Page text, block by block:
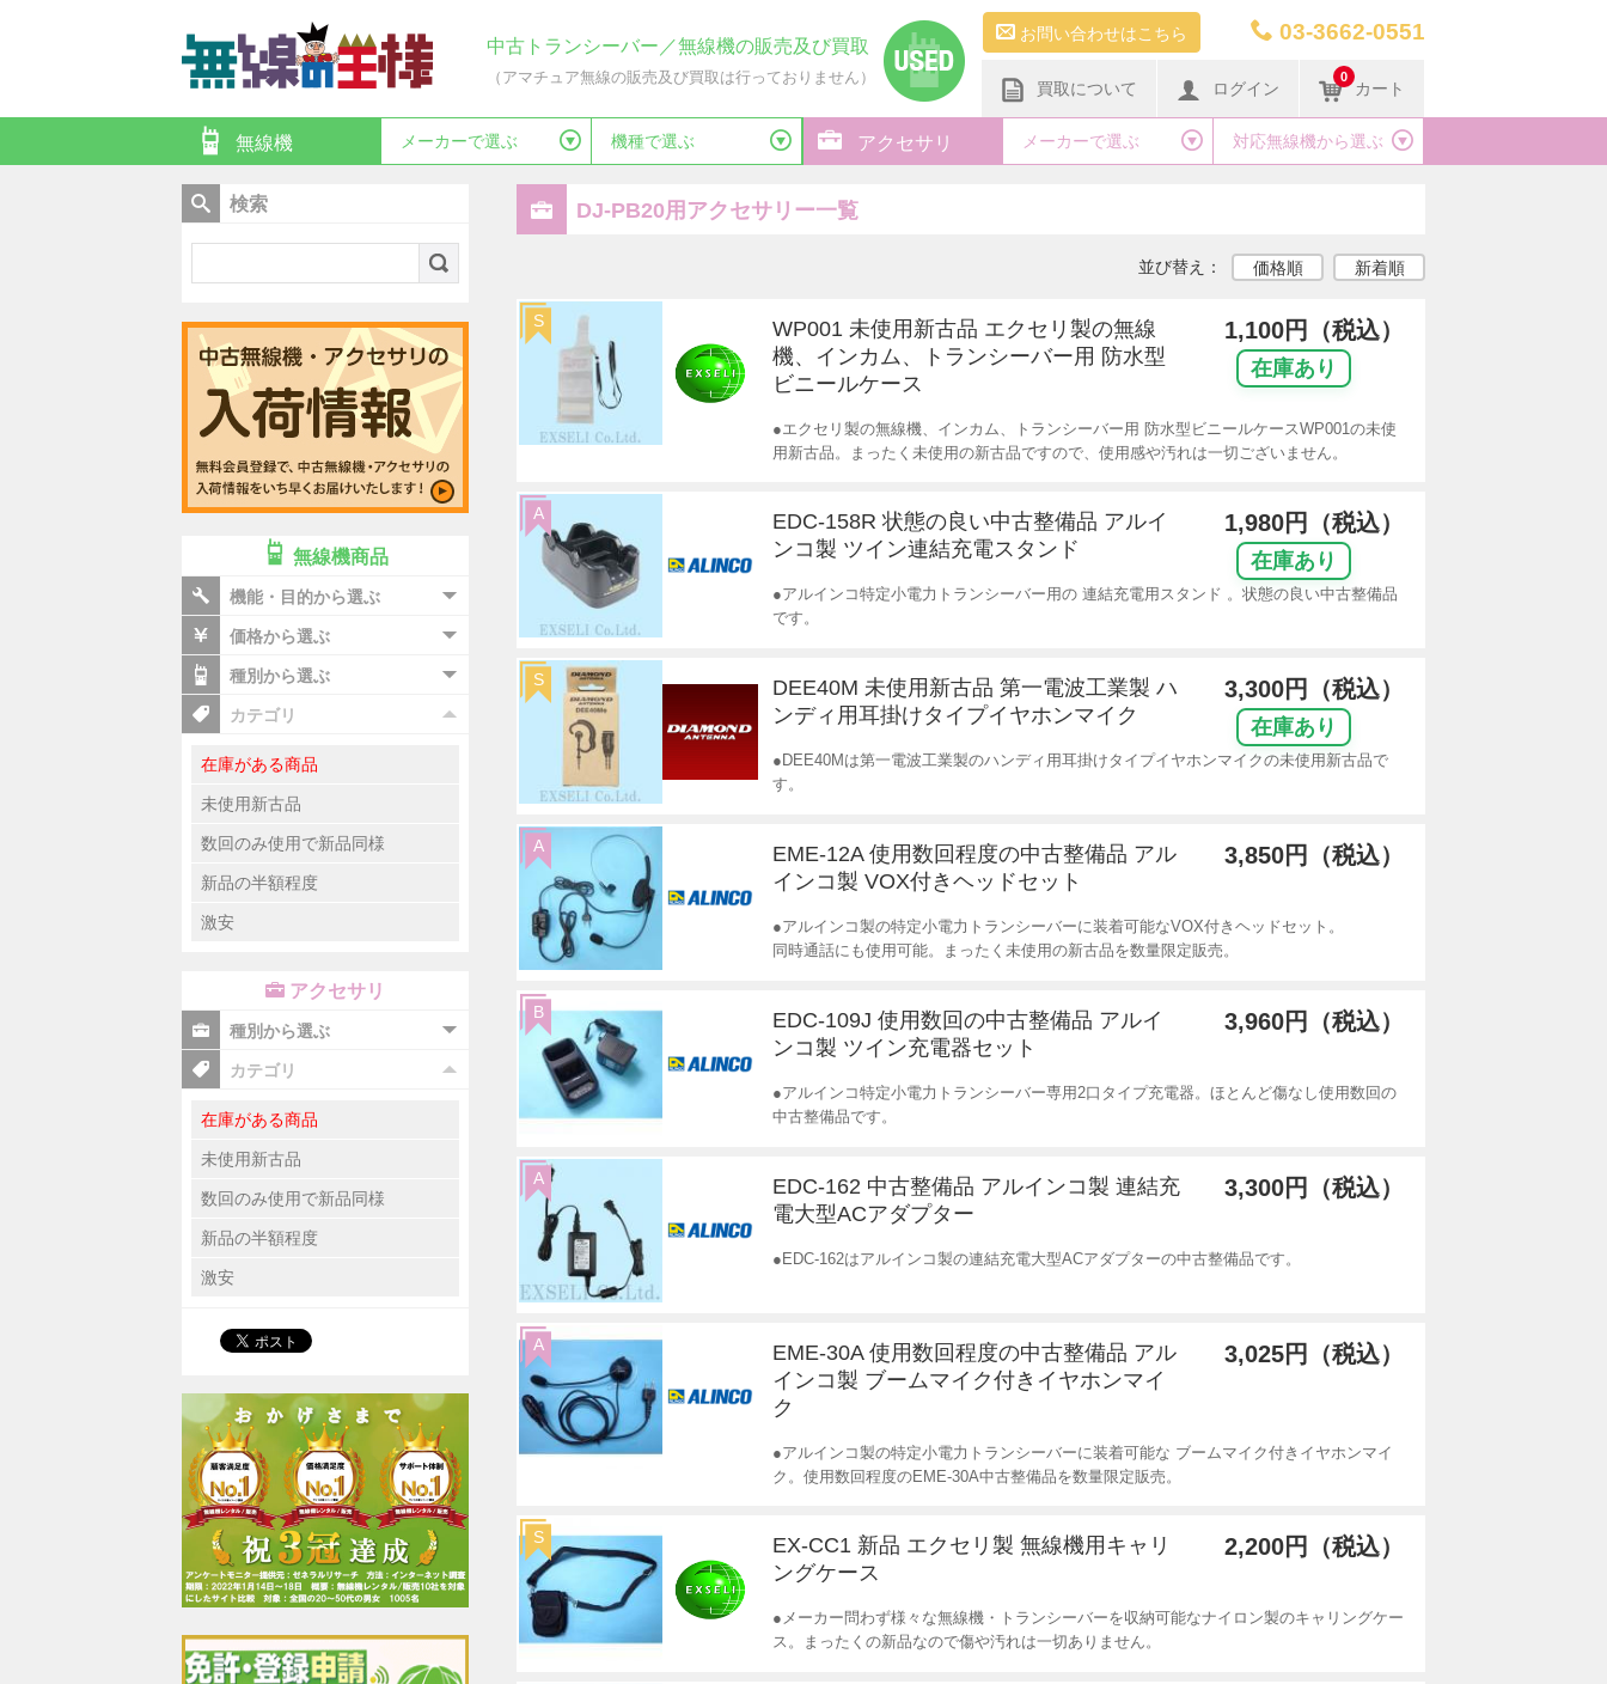
中古トランシーバー／無線機の販売及び買取
（アマチュア無線の販売及び買取は行っておりません）
お問い合わせはこちら 03-3662-0551
買取について ログイン
0
カート
無線機 メーカーで選ぶ 機種で選ぶ アクセサリ メーカーで選ぶ 対応無線機から選ぶ
DJ-PB20用アクセサリー一覧
並び替え： 価格順 新着順
WP001 未使用新古品 エクセリ製の無線
機、インカム、トランシーバー用 防水型
ビニールケース
1,100円（税込）
在庫あり
●エクセリ製の無線機、インカム、トランシーバー用 防水型ビニールケースWP001の未使
用新古品。まったく未使用の新古品ですので、使用感や汚れは一切ございません。
S
EDC-158R 状態の良い中古整備品 アルイ
ンコ製 ツイン連結充電スタンド
1,980円（税込）
在庫あり
●アルインコ特定小電力トランシーバー用の 連結充電用スタンド 。状態の良い中古整備品
です。
A
DEE40M 未使用新古品 第一電波工業製 ハ
ンディ用耳掛けタイプイヤホンマイク
3,300円（税込）
在庫あり
●DEE40Mは第一電波工業製のハンディ用耳掛けタイプイヤホンマイクの未使用新古品で
す。
S
EME-12A 使用数回程度の中古整備品 アル
インコ製 VOX付きヘッドセット
3,850円（税込）
●アルインコ製の特定小電力トランシーバーに装着可能なVOX付きヘッドセット。
同時通話にも使用可能。まったく未使用の新古品を数量限定販売。
A
EDC-109J 使用数回の中古整備品 アルイ
ンコ製 ツイン充電器セット
3,960円（税込）
●アルインコ特定小電力トランシーバー専用2口タイプ充電器。ほとんど傷なし使用数回の
中古整備品です。
B
EDC-162 中古整備品 アルインコ製 連結充
電大型ACアダプター
3,300円（税込）
●EDC-162はアルインコ製の連結充電大型ACアダプターの中古整備品です。
A
EME-30A 使用数回程度の中古整備品 アル
インコ製 ブームマイク付きイヤホンマイ
ク
3,025円（税込）
●アルインコ製の特定小電力トランシーバーに装着可能な ブームマイク付きイヤホンマイ
ク。使用数回程度のEME-30A中古整備品を数量限定販売。
A
EX-CC1 新品 エクセリ製 無線機用キャリ
ングケース
2,200円（税込）
●メーカー問わず様々な無線機・トランシーバーを収納可能なナイロン製のキャリングケー
ス。まったくの新品なので傷や汚れは一切ありません。
S
検索
無線機商品
機能・目的から選ぶ
価格から選ぶ
種別から選ぶ
カテゴリ
在庫がある商品
未使用新古品
数回のみ使用で新品同様
新品の半額程度
激安
アクセサリ
種別から選ぶ
カテゴリ
在庫がある商品
未使用新古品
数回のみ使用で新品同様
新品の半額程度
激安